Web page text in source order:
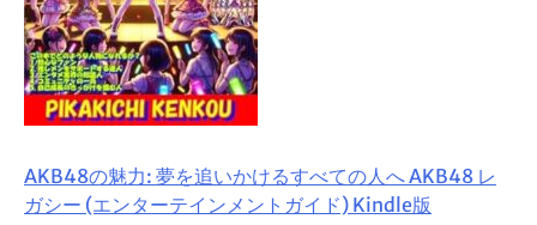
AKB48の魅力: 夢を追いかけるすべての人へ AKB48 レ
ガシー (エンターテインメントガイド) Kindle版